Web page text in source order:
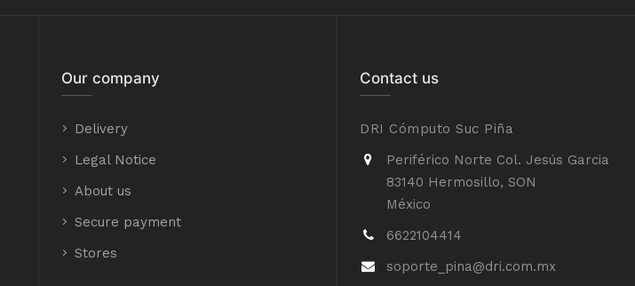
Our company
Delivery
Legal Notice
About us
Secure payment
Stores
Contact us
DRI Cómputo Suc Piña
Periférico Norte Col. Jesús Garcia
83140 Hermosillo, SON
México
6622104414
soporte_pina@dri.com.mx